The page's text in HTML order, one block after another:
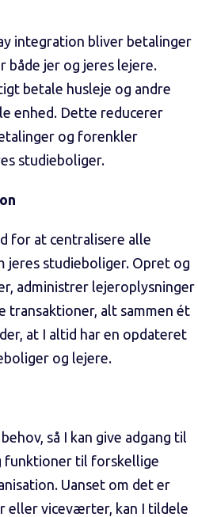
integration bliver betalinger
både jer og jeres lejere.
betale husleje og andre
enhed. Dette reducerer
og forenkler
studieboliger.
for at centralisere alle
jeres studieboliger. Opret og
administrer lejeroplysninger
transaktioner, alt sammen ét
at I altid har en opdateret
og lejere.
så I kan give adgang til
funktioner til forskellige
Uanset om det er
eller viceværter, kan I tildele